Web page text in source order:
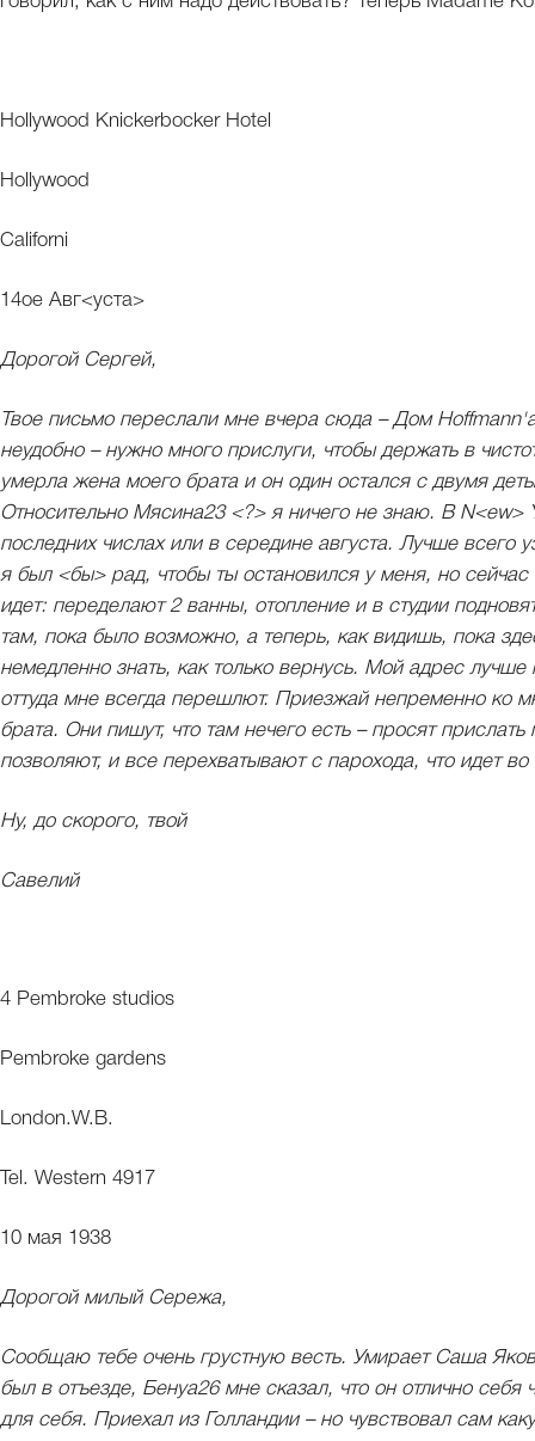
Hollywood Knickerbocker Hotel
Hollywood
Californi
14ое Авг<уста>
Дорогой Сергей,
Твое письмо переслали мне вчера сюда – Дом
неудобно – нужно много прислуги, чтобы держать в
умерла жена моего брата и он один остался с двумя
Относительно Мясина23 <?> я ничего не знаю. В N<ew>
последних числах или в середине августа. Лучше
я был <бы> рад, чтобы ты остановился у меня, но
идет: переделают 2 ванны, отопление и в студии
там, пока было возможно, а теперь, как видишь, пока
немедленно знать, как только вернусь. Мой адрес
оттуда мне всегда перешлют. Приезжай непременно ко
брата. Они пишут, что там нечего есть – просят
позволяют, и все перехватывают с парохода, что идет
Ну, до скорого, твой
Савелий
4 Pembroke studios
Pembroke gardens
London.W.B.
Tel. Western 4917
10 мая 1938
Дорогой милый Сережа,
Сообщаю тебе очень грустную весть. Умирает Саша
был в отъезде, Бенуа26 мне сказал, что он отлично себя
для себя. Приехал из Голландии – но чувствовал сам